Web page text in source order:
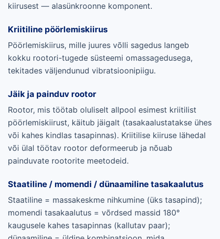
kiirusest — alasünkroonne komponent.
Kriitiline pöörlemiskiirus
Pöörlemiskiirus, mille juures võlli sagedus langeb
kokku rootori-tugede süsteemi omassagedusega,
tekitades väljendunud vibratsioonipiigu.
Jäik ja painduv rootor
Rootor, mis töötab oluliselt allpool esimest kriitilist
pöörlemiskiirust, käitub jäigalt (tasakaalustatakse ühes
või kahes kindlas tasapinnas). Kriitilise kiiruse lähedal
või ülal töötav rootor deformeerub ja nõuab
painduvate rootorite meetodeid.
Staatiline / momendi / dünaamiline tasakaalutus
Staatiline = massakeskme nihkumine (üks tasapind);
momendi tasakaalutus = võrdsed massid 180°
kaugusele kahes tasapinnas (kallutav paar);